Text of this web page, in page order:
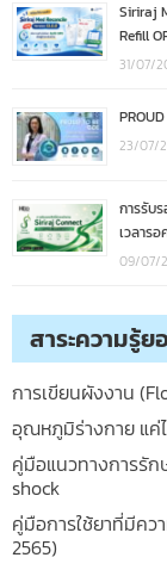
Siriraj
Refill
31/07/
23/07/
การรับ
เวลาร
09/07/
สาระความรู้
การเขียนผังงาน
อุณหภูมิร่างกาย แค่
คู่มือแนวทางการรั
shock
คู่มือการใช้ยาที่มีค
2565)